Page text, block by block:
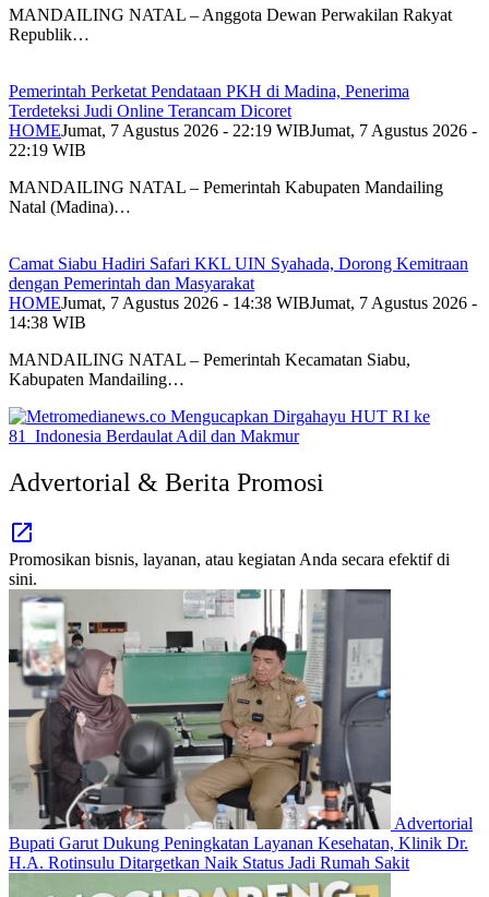
MANDAILING NATAL – Anggota Dewan Perwakilan Rakyat
Republik…
Pemerintah Perketat Pendataan PKH di Madina, Penerima
Terdeteksi Judi Online Terancam Dicoret
HOMEJumat, 7 Agustus 2026 - 22:19 WIBJumat, 7 Agustus 2026 -
22:19 WIB
MANDAILING NATAL – Pemerintah Kabupaten Mandailing
Natal (Madina)…
Camat Siabu Hadiri Safari KKL UIN Syahada, Dorong Kemitraan
dengan Pemerintah dan Masyarakat
HOMEJumat, 7 Agustus 2026 - 14:38 WIBJumat, 7 Agustus 2026 -
14:38 WIB
MANDAILING NATAL – Pemerintah Kecamatan Siabu,
Kabupaten Mandailing…
Advertorial & Berita Promosi
Promosikan bisnis, layanan, atau kegiatan Anda secara efektif di
sini.
Advertorial
Bupati Garut Dukung Peningkatan Layanan Kesehatan, Klinik Dr.
H.A. Rotinsulu Ditargetkan Naik Status Jadi Rumah Sakit